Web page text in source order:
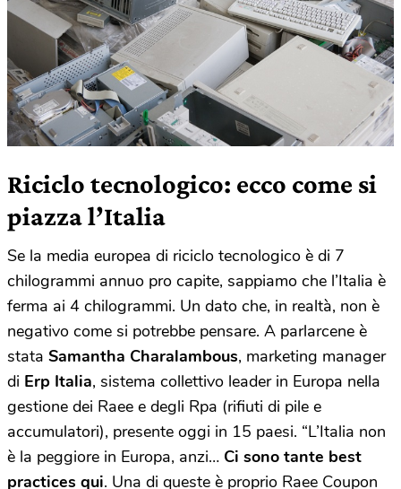
Riciclo tecnologico: ecco come si
piazza l’Italia
Se la media europea di riciclo tecnologico è di 7
chilogrammi annuo pro capite, sappiamo che l’Italia è
ferma ai 4 chilogrammi. Un dato che, in realtà, non è
negativo come si potrebbe pensare. A parlarcene è
stata Samantha Charalambous, marketing manager
di Erp Italia, sistema collettivo leader in Europa nella
gestione dei Raee e degli Rpa (rifiuti di pile e
accumulatori), presente oggi in 15 paesi. “L’Italia non
è la peggiore in Europa, anzi… Ci sono tante best
practices qui. Una di queste è proprio Raee Coupon